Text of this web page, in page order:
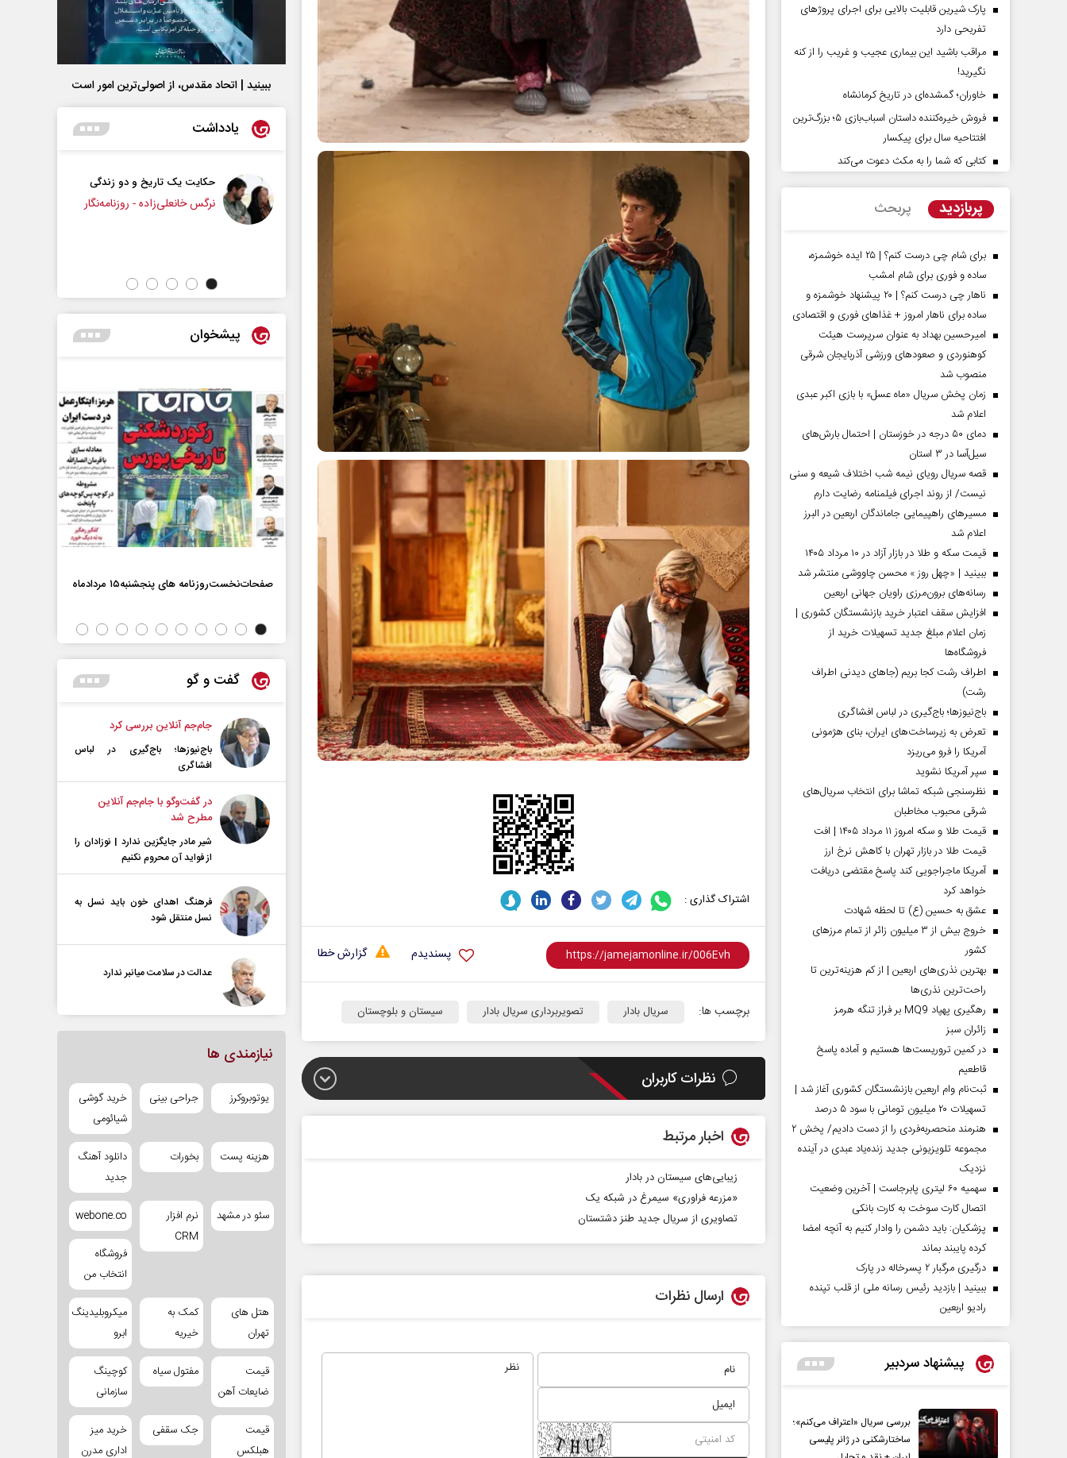
اشتراک گذاری :
گزارش خطا پسندیدم
برچسب ها: سریال بادار تصویربرداری سریال بادار سیستان و بلوچستان
نظرات کاربران
اخبار مرتبط
زیبایی‌های سیستان در بادار
«مزرعه فراوری» سیمرغ در شبکه یک
تصاویری از سریال جدید طنز دشتستان
ارسال نظرات
پارک شیرین قابلیت‌ بالایی برای اجرای پروژهای
تفریحی دارد
مراقب باشید این بیماری عجیب و غریب را از کنه
نگیرید!
خاوران؛ گمشده‌ای در تاریخ کرمانشاه
فروش خیره‌کننده داستان اسباب‌بازی ۵؛ بزرگ‌ترین
افتتاحیه سال برای پیکسار
کتابی که شما را به مکث دعوت می‌کند
پربازدید پربحث
برای شام چی درست کنم؟ | ۲۵ ایده خوشمزه،
ساده و فوری برای شام امشب
ناهار چی درست کنم؟ | ۲۰ پیشنهاد خوشمزه و
ساده برای ناهار امروز + غذاهای فوری و اقتصادی
امیرحسین بهداد به عنوان سرپرست هیئت
کوهنوردی و صعودهای ورزشی آذربایجان شرقی
منصوب شد
زمان پخش سریال «ماه عسل» با بازی اکبر عبدی
اعلام شد
دمای ۵۰ درجه در خوزستان | احتمال بارش‌های
سیل‌آسا در ۳ استان
قصه سریال رویای نیمه شب اختلاف شیعه و سنی
نیست/ از روند اجرای فیلمنامه رضایت دارم
مسیر‌های راهپیمایی جاماندگان اربعین در البرز
اعلام شد
قیمت سکه و طلا در بازار آزاد در ۱۰ مرداد ۱۴۰۵
ببینید | «چهل روز » محسن چاووشی منتشر شد
رسانه‌های برون‌مرزی راویان جهانی اربعین
افزایش سقف اعتبار خرید بازنشستگان کشوری |
زمان اعلام مبلغ جدید تسهیلات خرید از
فروشگاه‌ها
اطراف رشت کجا بریم (جاهای دیدنی اطراف
رشت)
باج‌نیوزها؛ باج‌گیری در لباس افشاگری
تعرض به زیرساخت‌های ایران، بنای هژمونی
آمریکا را فرو می‌ریزد
سپر آمریکا نشوید
نظرسنجی شبکه تماشا برای انتخاب سریال‌های
شرقی محبوب مخاطبان
قیمت طلا و سکه امروز ۱۱ مرداد ۱۴۰۵ | افت
قیمت طلا در بازار تهران با کاهش نرخ ارز
آمریکا ماجراجویی کند پاسخ مقتضی دریافت
خواهد کرد
عشق به حسین (ع) تا لحظه شهادت
خروج بیش از ۳ میلیون زائر از تمام مرز‌های
کشور
بهترین نذری‌های اربعین | از کم هزینه‌ترین تا
راحت‌ترین نذری‌ها
رهگیری پهپاد MQ9 بر فراز تنگه هرمز
‌زائران سبز
در کمین تروریست‌ها هستیم و آماده پاسخ
قاطعیم
ثبت‌نام وام اربعین بازنشستگان کشوری آغاز شد |
تسهیلات ۲۰ میلیون تومانی با سود ۵ درصد
هنرمند منحصر‌به‌فردی را از دست دادیم/ پخش ۲
مجموعه تلویزیونی جدید زنده‌یاد عبدی در آینده
نزدیک
سهمیه ۶۰ لیتری پابرجاست | آخرین وضعیت
اتصال کارت سوخت به کارت بانکی
پزشکیان: باید دشمن را وادار کنیم به آنچه امضا
کرده پایبند بماند
درگیری مرگبار ۲ پسرخاله در پارک
ببینید | بازدید رئیس رسانه ملی از قلب تپنده
رادیو اربعین
پیشنهاد سردبیر
بررسی سریال «اعتراف می‌کنم»؛
ساختارشکنی در ژانر پلیسی
ببینید | اتحاد مقدس، از اصولی‌ترین امور است
یادداشت
خلاف واقع آمریکا
اربعین نماد مقاومت در برابر
رحمت‌الله نوروزی - عضو کمیسیون اجتماعی
مجلس
از باتلاق انرژی تا بن‌بست ترامپ
رضا سپهوند - سخنگوی کمیسیون انرژی مجلس
نرگس خانعلی‌زاده - روزنامه‌نگار
چرایی عقب‌نشینی ترامپ؟
پیشخوان
صفحات نخست روزنامه ها‌ی‌سه‌شنبه ۶ مردادماه
صفحات نخست روزنامه ها‌ی یکشنبه ۴ مردادماه
صفحات نخست روزنامه ها‌ی شنبه ۳ مردادماه
صفحات‌نخست‌روزنامه ها‌ی پنجشنبه‌۱۵ مردادماه
گفت و گو
جام‌جم آنلاین بررسی کرد
باج‌نیوزها؛ باج‌گیری در لباس
افشاگری
در گفت‌و‌گو با جام‌جم آنلاین
مطرح شد
شیر مادر جایگزین ندارد | نوزادان را
از فواید آن محروم نکنیم
فرهنگ اهدای خون باید نسل به
نسل منتقل شود
عدالت در سلامت میانبر ندارد
نیازمندی ها
یوتوبروکرز جراحی بینی
خرید گوشی
شیائومی
هزینه پست بخورات
دانلود آهنگ
جدید
سئو در مشهد
نرم افزار
CRM
webone.co
فروشگاه
انتخاب من
هتل های
تهران
کمک به
خیریه
میکروبلیدینگ
ابرو
قیمت
ضایعات آهن
مفتول سیاه
کوچینگ
سازمانی
قیمت
هبلکس
جک سقفی
خرید میز
اداری مدرن